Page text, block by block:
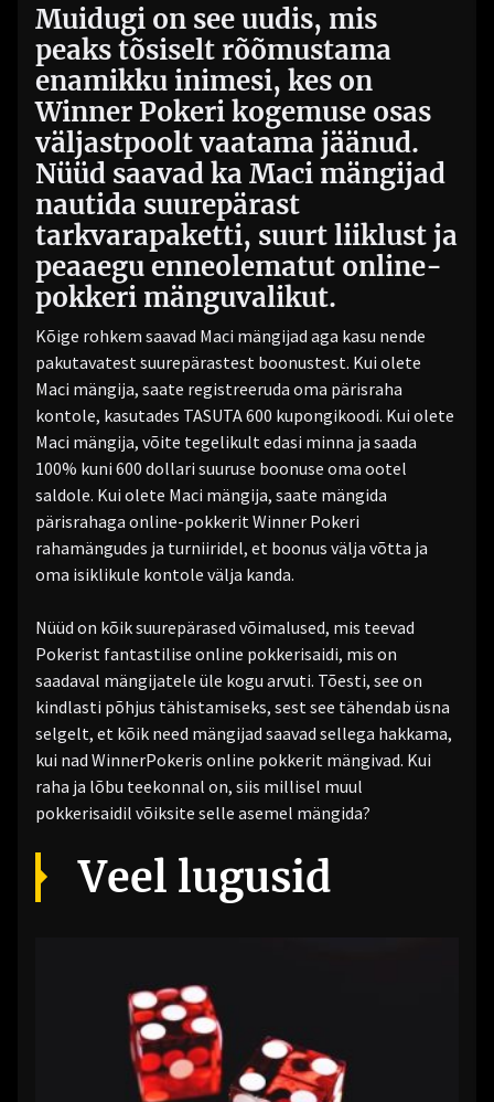
Muidugi on see uudis, mis
peaks tõsiselt rõõmustama
enamikku inimesi, kes on
Winner Pokeri kogemuse osas
väljastpoolt vaatama jäänud.
Nüüd saavad ka Maci mängijad
nautida suurepärast
tarkvarapaketti, suurt liiklust ja
peaaegu enneolematut online-
pokkeri mänguvalikut.
Kõige rohkem saavad Maci mängijad aga kasu nende
pakutavatest suurepärastest boonustest. Kui olete
Maci mängija, saate registreeruda oma pärisraha
kontole, kasutades TASUTA 600 kupongikoodi. Kui olete
Maci mängija, võite tegelikult edasi minna ja saada
100% kuni 600 dollari suuruse boonuse oma ootel
saldole. Kui olete Maci mängija, saate mängida
pärisrahaga online-pokkerit Winner Pokeri
rahamängudes ja turniiridel, et boonus välja võtta ja
oma isiklikule kontole välja kanda.
Nüüd on kõik suurepärased võimalused, mis teevad
Pokerist fantastilise online pokkerisaidi, mis on
saadaval mängijatele üle kogu arvuti. Tõesti, see on
kindlasti põhjus tähistamiseks, sest see tähendab üsna
selgelt, et kõik need mängijad saavad sellega hakkama,
kui nad WinnerPokeris online pokkerit mängivad. Kui
raha ja lõbu teekonnal on, siis millisel muul
pokkerisaidil võiksite selle asemel mängida?
Veel lugusid